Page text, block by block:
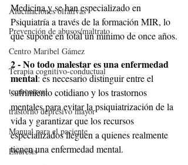
Alucinaciones olfativas
Prevención de abusos/maltrato
Centro Maribel Gámez
Terapia cognitivo-conductual
tccmontreal
trastorno depresivo mayor
Manual para el paciente
Enuresis
Medicina y se han especializado en
Psiquiatría a través de la formación MIR, lo
que supone en total un mínimo de once años.
2 - No todo malestar es una enfermedad
mental: es necesario distinguir entre el
sufrimiento cotidiano y los trastornos
mentales para evitar la psiquiatrización de la
vida y garantizar que los recursos
especializados lleguen a quienes realmente
tienen una enfermedad mental.